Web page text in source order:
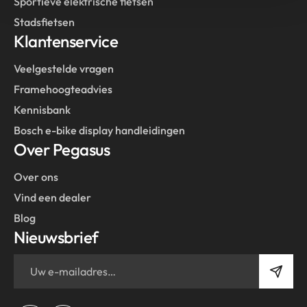
Stadsfietsen
Klantenservice
Veelgestelde vragen
Framehoogteadvies
Kennisbank
Bosch e-bike display handleidingen
Over Pegasus
Over ons
Vind een dealer
Blog
Nieuwsbrief